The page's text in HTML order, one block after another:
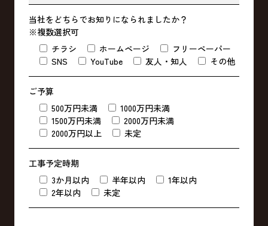
当社をどちらでお知りになられましたか？
※複数選択可
チラシ
ホームページ
フリーペーパー
SNS
YouTube 友人・知人 その他
ご予算
500万円未満
1000万円未満
1500万円未満
2000万円未満
2000万円以上
未定
工事予定時期
3か月以内
半年以内
1年以内
2年以内
未定